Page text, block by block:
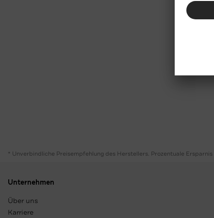
* Unverbindliche Preisempfehlung des Herstellers. Prozentuale
Unternehmen
Über uns
Karriere